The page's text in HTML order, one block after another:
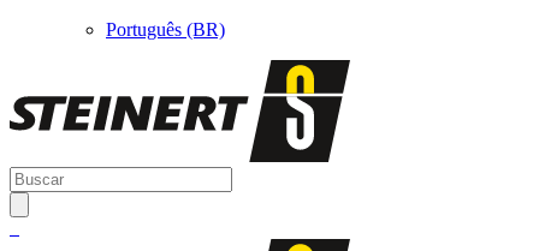
Português (BR)